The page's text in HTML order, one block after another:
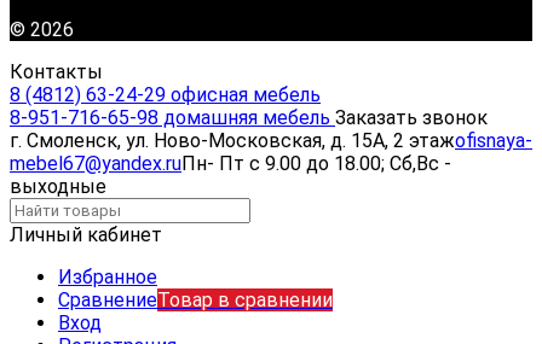
© 2026
Контакты
8 (4812) 63-24-29 офисная мебель
8-951-716-65-98 домашняя мебель Заказать звонок
г. Смоленск, ул. Ново-Московская, д. 15А, 2 этажofisnaya-
mebel67@yandex.ruПн- Пт с 9.00 до 18.00; Сб,Вс -
выходные
Личный кабинет
Избранное
СравнениеТовар в сравнении
Вход